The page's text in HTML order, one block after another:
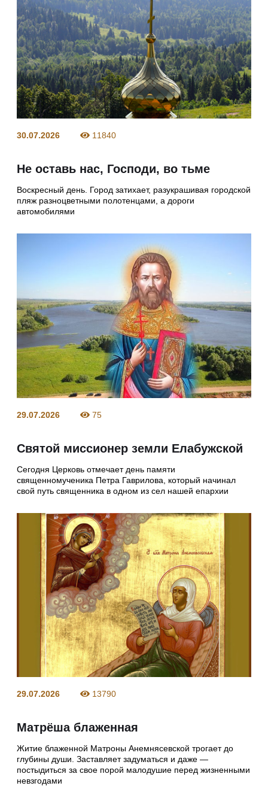
30.07.2026 11840
Не оставь нас, Господи, во тьме
Воскресный день. Город затихает, разукрашивая городской
пляж разноцветными полотенцами, а дороги
автомобилями
29.07.2026 75
Святой миссионер земли Елабужской
Сегодня Церковь отмечает день памяти
священномученика Петра Гаврилова, который начинал
свой путь священника в одном из сел нашей епархии
29.07.2026 13790
Матрёша блаженная
Житие блаженной Матроны Анемнясевской трогает до
глубины души. Заставляет задуматься и даже —
постыдиться за свое порой малодушие перед жизненными
невзгодами